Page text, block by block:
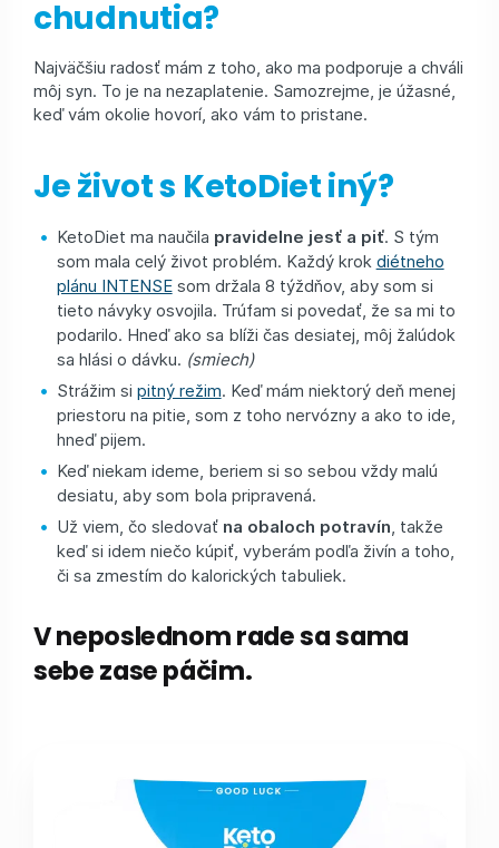
chudnutia?
Najväčšiu radosť mám z toho, ako ma podporuje a chváli
môj syn. To je na nezaplatenie. Samozrejme, je úžasné,
keď vám okolie hovorí, ako vám to pristane.
Je život s KetoDiet iný?
KetoDiet ma naučila pravidelne jesť a piť. S tým
som mala celý život problém. Každý krok diétneho
plánu INTENSEsom držala 8 týždňov, aby som si
tieto návyky osvojila. Trúfam si povedať, že sa mi to
podarilo. Hneď ako sa blíži čas desiatej, môj žalúdok
sa hlási o dávku. (smiech)
Strážim si pitný režim. Keď mám niektorý deň menej
priestoru na pitie, som z toho nervózny a ako to ide,
hneď pijem.
Keď niekam ideme, beriem si so sebou vždy malú
desiatu, aby som bola pripravená.
Už viem, čo sledovaťna obaloch potravín, takže
keď si idem niečo kúpiť, vyberám podľa živín a toho,
či sa zmestím do kalorických tabuliek.
V neposlednom rade sa sama
sebe zase páčim.